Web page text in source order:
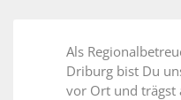
Als
Driburg bist Du
vor Ort und trägst